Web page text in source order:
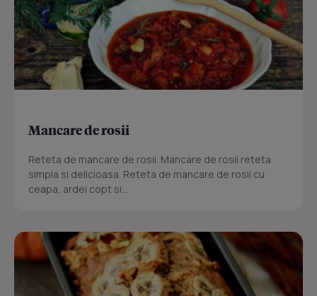
Mancare de rosii
Reteta de mancare de rosii. Mancare de rosii reteta
simpla si delicioasa. Reteta de mancare de rosii cu
ceapa, ardei copt si...